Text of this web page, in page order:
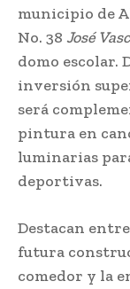
municipio de
No. 38 José
domo escolar.
inversión
será
pintura en
luminarias
deportivas.
Destacan
futura
comedor y la